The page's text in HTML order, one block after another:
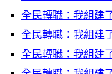
全民轉職：我組建
全民轉職：我組建
全民轉職：我組建